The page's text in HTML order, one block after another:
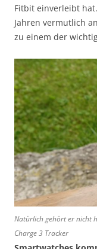
Fitbit einverleibt
Jahren vermutlich
zu einem der
Natürlich gehört er nicht
Charge 3 Tracker